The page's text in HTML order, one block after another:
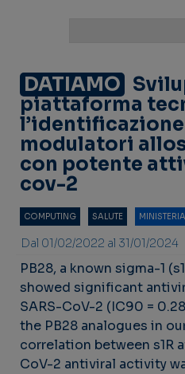
DATIAMO
piattaforma
modulatori
con potente
cov-2
COMPUTING SALUTE
Dal 01/02/2022 al 31/01/2024
PB28, a known sigma-1
showed significant
SARS-CoV-2 (IC90 =
the PB28 analogues in
correlation between s1R
CoV-2 antiviral activity